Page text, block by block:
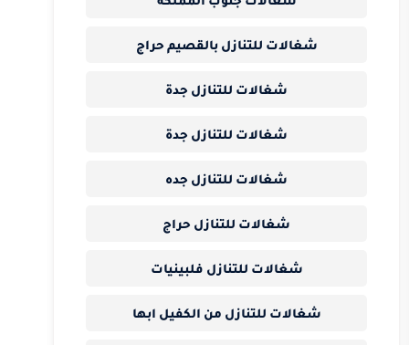
شغالات للتنازل بالقصيم حراج
شغالات للتنازل جدة
شغالات للتنازل جدة
شغالات للتنازل جده
شغالات للتنازل حراج
شغالات للتنازل فلبينيات
شغالات للتنازل من الكفيل ابها